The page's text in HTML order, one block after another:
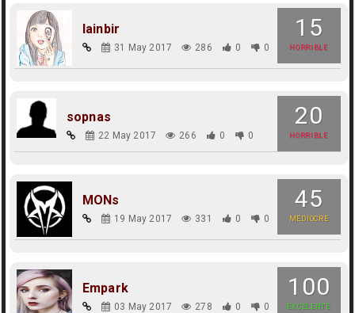
15
HORRIBLE
lainbir
31 May 2017 286 0 0
20
HORRIBLE
sopnas
22 May 2017 266 0 0
45
MEDIOCRE
MONs
19 May 2017 331 0 0
100
EXCELENTE
Empark
03 May 2017 278 0 0